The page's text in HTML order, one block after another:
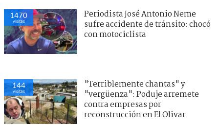
1470
visitas
Periodista José Antonio Neme
sufre accidente de tránsito: chocó
con motociclista
144
visitas
"Terriblemente chantas" y
"vergüenza": Poduje arremete
contra empresas por
reconstrucción en El Olivar